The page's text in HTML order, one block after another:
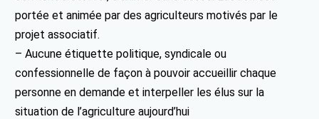
portée et animée par des agriculteurs motivés par le
projet associatif.
– Aucune étiquette politique, syndicale ou
confessionnelle de façon à pouvoir accueillir chaque
personne en demande et interpeller les élus sur la
situation de l’agriculture aujourd’hui